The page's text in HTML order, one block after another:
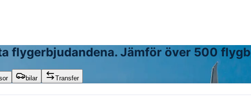
flygerbjudandena. Jämför över 500
bilar
Transfer